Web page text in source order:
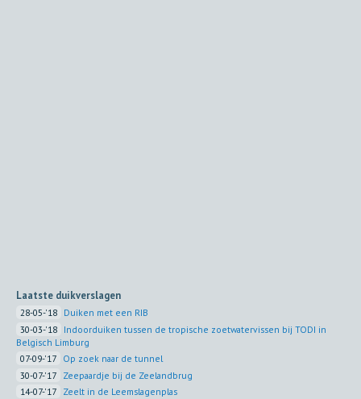
Laatste duikverslagen
28-05-'18 Duiken met een RIB
30-03-'18 Indoorduiken tussen de tropische zoetwatervissen bij TODI in
Belgisch Limburg
07-09-'17 Op zoek naar de tunnel
30-07-'17 Zeepaardje bij de Zeelandbrug
14-07-'17 Zeelt in de Leemslagenplas